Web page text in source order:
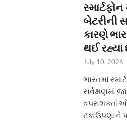
બેટરીની
કારણે
થઈ રહ્યા
July 10, 2026
ભારતમાં
સર્વેક્ષણમાં
ટકાઉપણાને